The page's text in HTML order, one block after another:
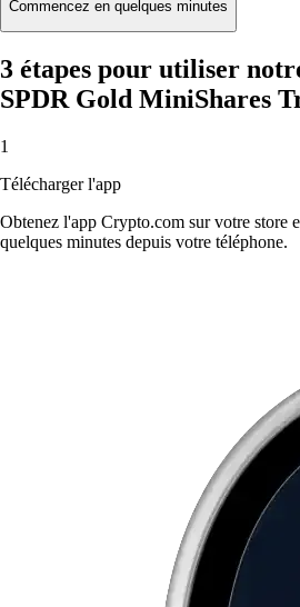
Commencez en quelques minutes
3 étapes pour utiliser
SPDR Gold MiniShares
1
Télécharger l'app
Obtenez l'app Crypto.com sur votre store
quelques minutes depuis votre téléphone.